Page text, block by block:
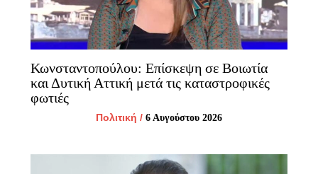
Κωνσταντοπούλου: Επίσκεψη σε Βοιωτία
και Δυτική Αττική μετά τις καταστροφικές
φωτιές
Πολιτική / 6 Αυγούστου 2026